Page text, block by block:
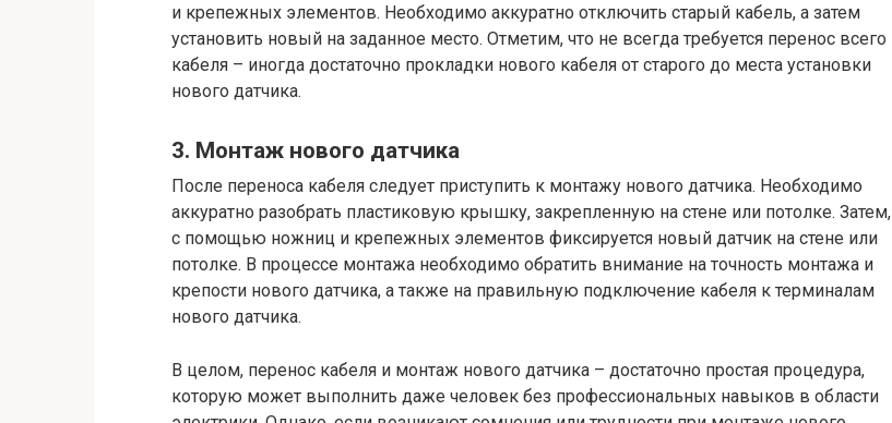
и крепежных элементов. Необходимо аккуратно отключить старый кабель, а затем
установить новый на заданное место. Отметим, что не всегда требуется перенос всего
кабеля – иногда достаточно прокладки нового кабеля от старого до места установки
нового датчика.
3. Монтаж нового датчика
После переноса кабеля следует приступить к монтажу нового датчика. Необходимо
аккуратно разобрать пластиковую крышку, закрепленную на стене или потолке. Затем,
с помощью ножниц и крепежных элементов фиксируется новый датчик на стене или
потолке. В процессе монтажа необходимо обратить внимание на точность монтажа и
крепости нового датчика, а также на правильную подключение кабеля к терминалам
нового датчика.
В целом, перенос кабеля и монтаж нового датчика – достаточно простая процедура,
которую может выполнить даже человек без профессиональных навыков в области